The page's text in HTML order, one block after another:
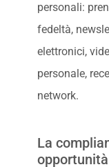
personali:
fedeltà,
elettronici,
personale,
network.
La
opportunità